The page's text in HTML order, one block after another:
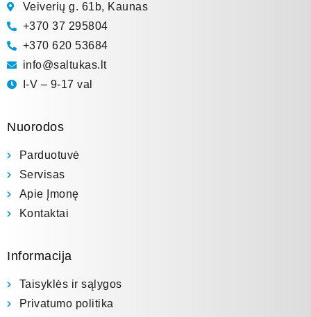
Veiverių g. 61b, Kaunas
+370 37 295804
+370 620 53684
info@saltukas.lt
I-V – 9-17 val
Nuorodos
Parduotuvė
Servisas
Apie Įmonę
Kontaktai
Informacija
Taisyklės ir sąlygos
Privatumo politika